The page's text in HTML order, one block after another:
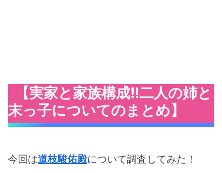
【実家と家族構成!!二人の姉と
末っ子についてのまとめ】
今回は道枝駿佑殿について調査してみた！